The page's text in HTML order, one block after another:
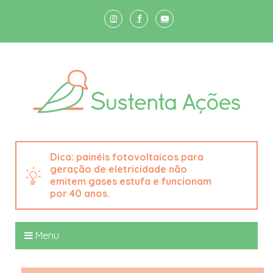
painéis fotovoltaicos para
geração de eletricidade não
emitem gases estufa e funcionam
por 40 anos.
Menu